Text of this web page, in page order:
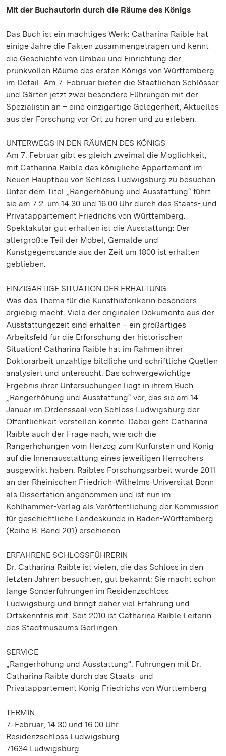
Mit der Buchautorin durch die Räume des Königs
Das Buch ist ein mächtiges Werk: Catharina Raible hat
einige Jahre die Fakten zusammengetragen und kennt
die Geschichte von Umbau und Einrichtung der
prunkvollen Räume des ersten Königs von Württemberg
im Detail. Am 7. Februar bieten die Staatlichen Schlösser
und Gärten jetzt zwei besondere Führungen mit der
Spezialistin an – eine einzigartige Gelegenheit, Aktuelles
aus der Forschung vor Ort zu hören und zu erleben.
UNTERWEGS IN DEN RÄUMEN DES KÖNIGS
Am 7. Februar gibt es gleich zweimal die Möglichkeit,
mit Catharina Raible das königliche Appartement im
Neuen Hauptbau von Schloss Ludwigsburg zu besuchen.
Unter dem Titel „Rangerhöhung und Ausstattung“ führt
sie am 7.2. um 14.30 und 16.00 Uhr durch das Staats- und
Privatappartement Friedrichs von Württemberg.
Spektakulär gut erhalten ist die Ausstattung: Der
allergrößte Teil der Möbel, Gemälde und
Kunstgegenstände aus der Zeit um 1800 ist erhalten
geblieben.
EINZIGARTIGE SITUATION DER ERHALTUNG
Was das Thema für die Kunsthistorikerin besonders
ergiebig macht: Viele der originalen Dokumente aus der
Ausstattungszeit sind erhalten – ein großartiges
Arbeitsfeld für die Erforschung der historischen
Situation! Catharina Raible hat im Rahmen ihrer
Doktorarbeit unzählige bildliche und schriftliche Quellen
analysiert und untersucht. Das schwergewichtige
Ergebnis ihrer Untersuchungen liegt in ihrem Buch
„Rangerhöhung und Ausstattung“ vor, das sie am 14.
Januar im Ordenssaal von Schloss Ludwigsburg der
Öffentlichkeit vorstellen konnte. Dabei geht Catharina
Raible auch der Frage nach, wie sich die
Rangerhöhungen vom Herzog zum Kurfürsten und König
auf die Innenausstattung eines jeweiligen Herrschers
ausgewirkt haben. Raibles Forschungsarbeit wurde 2011
an der Rheinischen Friedrich-Wilhelms-Universität Bonn
als Dissertation angenommen und ist nun im
Kohlhammer-Verlag als Veröffentlichung der Kommission
für geschichtliche Landeskunde in Baden-Württemberg
(Reihe B: Band 201) erschienen.
ERFAHRENE SCHLOSSFÜHRERIN
Dr. Catharina Raible ist vielen, die das Schloss in den
letzten Jahren besuchten, gut bekannt: Sie macht schon
lange Sonderführungen im Residenzschloss
Ludwigsburg und bringt daher viel Erfahrung und
Ortskenntnis mit. Seit 2010 ist Catharina Raible Leiterin
des Stadtmuseums Gerlingen.
SERVICE
„Rangerhöhung und Ausstattung“. Führungen mit Dr.
Catharina Raible durch das Staats- und
Privatappartement König Friedrichs von Württemberg
TERMIN
7. Februar, 14.30 und 16.00 Uhr
Residenzschloss Ludwigsburg
71634 Ludwigsburg